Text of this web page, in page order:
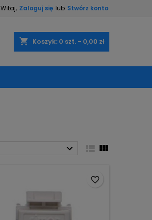
Witaj, Zaloguj się lub Stwórz konto
shopping_cart Koszyk: 0 szt. - 0,00 zł
  
favorite_border